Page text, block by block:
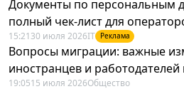
Документы по персональным
полный чек-лист для
15:21 30 июля 2026IT Реклама
Вопросы миграции: важные
иностранцев и работодателей
19:0515 июля 2026Общество